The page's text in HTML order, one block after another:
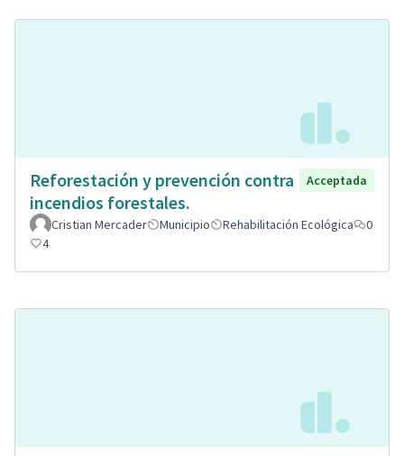
Reforestación y prevención contra
incendios forestales.
Acceptada
Cristian Mercader Municipio Rehabilitación Ecológica
0
4